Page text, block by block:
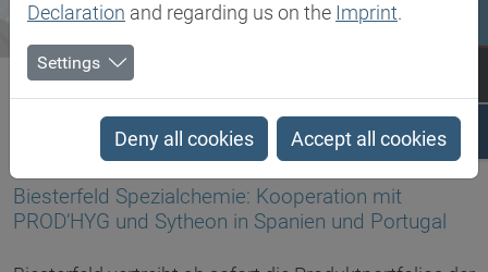
Biesterfeld SE Newsroom
Biesterfeld Spezialchemie: Kooperation mit PROD’HYG und Sytheon...
28.03.2017
Biesterfeld Spezialchemie: Kooperation mit
PROD’HYG und Sytheon in Spanien und Portugal
Declaration and regarding us on the Imprint.
Settings
Deny all cookies Accept all cookies